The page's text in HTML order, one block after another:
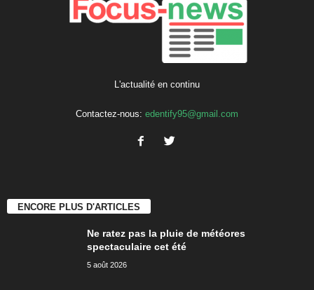
L'actualité en continu
Contactez-nous: edentify95@gmail.com
ENCORE PLUS D'ARTICLES
Ne ratez pas la pluie de météores
spectaculaire cet été
5 août 2026